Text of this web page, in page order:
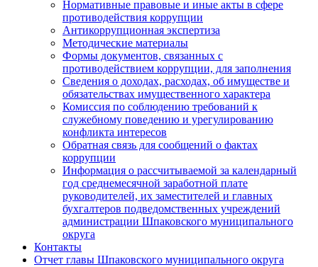
Нормативные правовые и иные акты в сфере
противодействия коррупции
Антикоррупционная экспертиза
Методические материалы
Формы документов, связанных с
противодействием коррупции, для заполнения
Сведения о доходах, расходах, об имуществе и
обязательствах имущественного характера
Комиссия по соблюдению требований к
служебному поведению и урегулированию
конфликта интересов
Обратная связь для сообщений о фактах
коррупции
Информация о рассчитываемой за календарный
год среднемесячной заработной плате
руководителей, их заместителей и главных
бухгалтеров подведомственных учреждений
администрации Шпаковского муниципального
округа
Контакты
Отчет главы Шпаковского муниципального округа